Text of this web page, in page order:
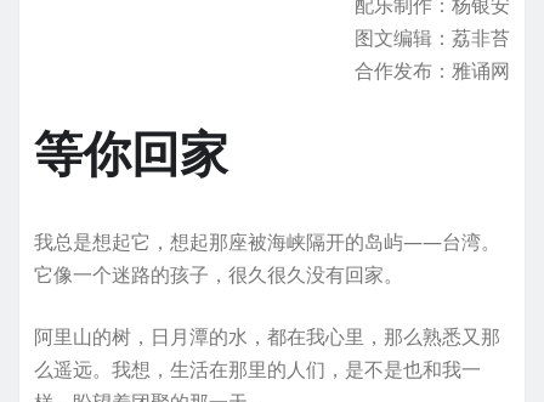
图文编辑：荔非苔
合作发布：雅诵网
等你回家
我总是想起它，想起那座被海峡隔开的岛屿——台湾。
它像一个迷路的孩子，很久很久没有回家。
阿里山的树，日月潭的水，都在我心里，那么熟悉又那
么遥远。我想，生活在那里的人们，是不是也和我一